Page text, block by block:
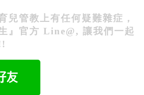
兒管教上有任何疑難雜症，
』官方 Line@, 讓我們一起